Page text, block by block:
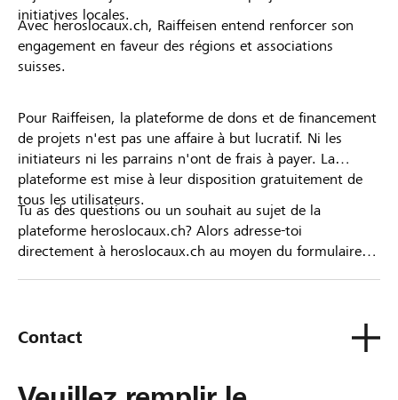
initiatives locales.
Avec heroslocaux.ch, Raiffeisen entend renforcer son
engagement en faveur des régions et associations
suisses.
Pour Raiffeisen, la plateforme de dons et de financement
de projets n'est pas une affaire à but lucratif. Ni les
initiateurs ni les parrains n'ont de frais à payer. La
plateforme est mise à leur disposition gratuitement de
tous les utilisateurs.
Tu as des questions ou un souhait au sujet de la
plateforme heroslocaux.ch? Alors adresse-toi
directement à heroslocaux.ch au moyen du formulaire
Contact